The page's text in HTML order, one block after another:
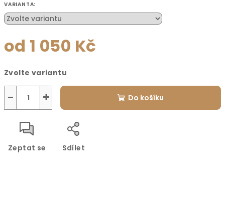
VARIANTA:
od 1 050 Kč
cena:
Zvolte variantu
+
− Do košíku
Zeptat se Sdílet